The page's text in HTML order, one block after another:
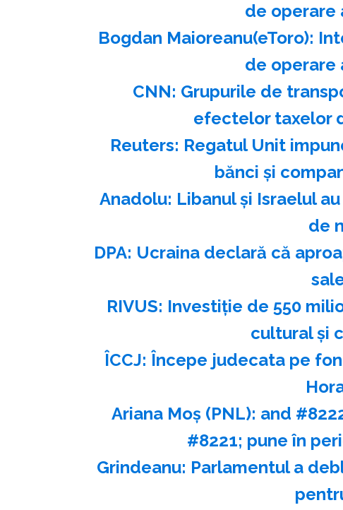
de operare
Bogdan Maioreanu(eToro):
de operare
CNN: Grupurile de
efectelor taxelor
Reuters: Regatul Unit
bănci şi
Anadolu: Libanul şi Israelul
de
DPA: Ucraina declară că
RIVUS: Investiţie de 550
cultural şi
ÎCCJ: Începe judecata pe
Ariana Moş (PNL): and
#8221; pune în
Grindeanu: Parlamentul a